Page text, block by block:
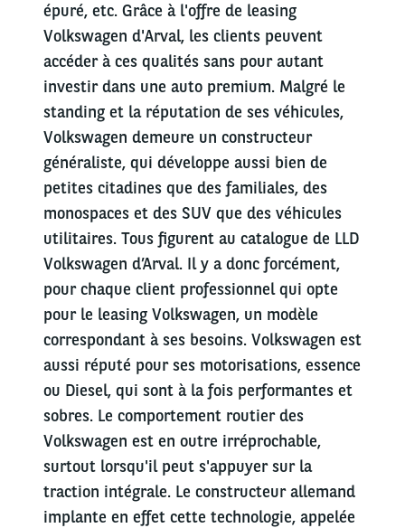
épuré, etc. Grâce à l'offre de leasing
Volkswagen d'Arval, les clients peuvent
accéder à ces qualités sans pour autant
investir dans une auto premium. Malgré le
standing et la réputation de ses véhicules,
Volkswagen demeure un constructeur
généraliste, qui développe aussi bien de
petites citadines que des familiales, des
monospaces et des SUV que des véhicules
utilitaires. Tous figurent au catalogue de LLD
Volkswagen d’Arval. Il y a donc forcément,
pour chaque client professionnel qui opte
pour le leasing Volkswagen, un modèle
correspondant à ses besoins. Volkswagen est
aussi réputé pour ses motorisations, essence
ou Diesel, qui sont à la fois performantes et
sobres. Le comportement routier des
Volkswagen est en outre irréprochable,
surtout lorsqu'il peut s'appuyer sur la
traction intégrale. Le constructeur allemand
implante en effet cette technologie, appelée